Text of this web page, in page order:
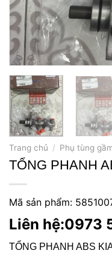
Trang chủ / Phụ tùng
TỔNG PHANH
Mã sản phẩm:
Liên hệ:0973
TỔNG PHANH ABS